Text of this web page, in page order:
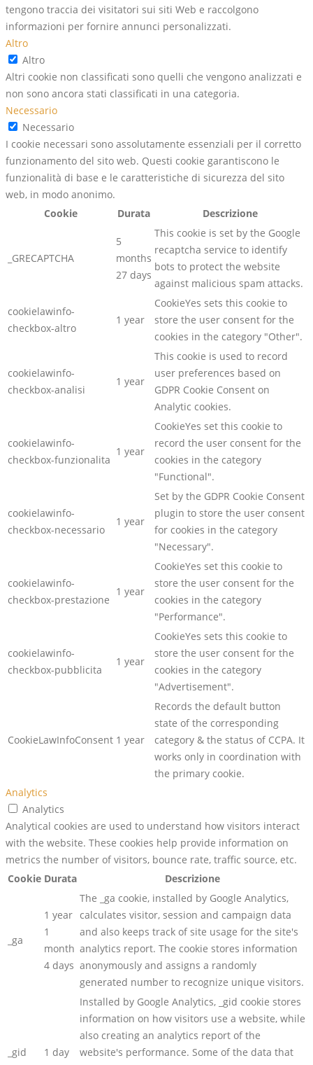
tengono traccia dei visitatori sui siti Web e raccolgono
informazioni per fornire annunci personalizzati.
Altro
Altro
Altri cookie non classificati sono quelli che vengono analizzati e
non sono ancora stati classificati in una categoria.
Necessario
Necessario
I cookie necessari sono assolutamente essenziali per il corretto
funzionamento del sito web. Questi cookie garantiscono le
funzionalità di base e le caratteristiche di sicurezza del sito
web, in modo anonimo.
Cookie
Durata Descrizione
_GRECAPTCHA
5
months
27 days
This cookie is set by the Google
recaptcha service to identify
bots to protect the website
against malicious spam attacks.
cookielawinfo-
checkbox-altro
1 year
CookieYes sets this cookie to
store the user consent for the
cookies in the category "Other".
cookielawinfo-
checkbox-analisi
1 year
This cookie is used to record
user preferences based on
GDPR Cookie Consent on
Analytic cookies.
cookielawinfo-
checkbox-funzionalita
1 year
CookieYes set this cookie to
record the user consent for the
cookies in the category
"Functional".
cookielawinfo-
checkbox-necessario
1 year
Set by the GDPR Cookie Consent
plugin to store the user consent
for cookies in the category
"Necessary".
cookielawinfo-
checkbox-prestazione
1 year
CookieYes set this cookie to
store the user consent for the
cookies in the category
"Performance".
cookielawinfo-
checkbox-pubblicita
1 year
CookieYes sets this cookie to
store the user consent for the
cookies in the category
"Advertisement".
CookieLawInfoConsent 1 year
Records the default button
state of the corresponding
category & the status of CCPA. It
works only in coordination with
the primary cookie.
Analytics
Analytics
Analytical cookies are used to understand how visitors interact
with the website. These cookies help provide information on
metrics the number of visitors, bounce rate, traffic source, etc.
Cookie Durata Descrizione
_ga
1 year
1
month
4 days
The _ga cookie, installed by Google Analytics,
calculates visitor, session and campaign data
and also keeps track of site usage for the site's
analytics report. The cookie stores information
anonymously and assigns a randomly
generated number to recognize unique visitors.
_gid 1 day
Installed by Google Analytics, _gid cookie stores
information on how visitors use a website, while
also creating an analytics report of the
website's performance. Some of the data that